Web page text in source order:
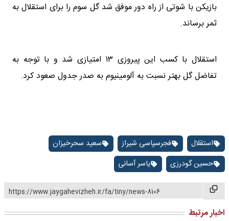
بازیکن با شوتی از راه دور موفق شد گل سوم را برای استقلال به
ثمر برساند.
استقلال با کسب این پیروزی ۱۳ امتیازی شد و با توجه به
تفاضل گل بهتر نسبت به آلومینیوم به صدر جدول صعود کرد.
استقلال فجرسپاسی شیراز
سعید سحرخیزان
حسین گودرزی
یاسر آسانی
https://www.jaygahevizheh.ir/fa/tiny/news-8106
اخبار مرتبط